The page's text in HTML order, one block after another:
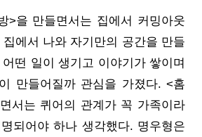
>을 만들면서는 집에서 커밍아웃
에서 나와 자기만의 공간을 만들
떤 일이 생기고 이야기가 쌓이며
만들어질까 관심을 가졌다. <홈
서는 퀴어의 관계가 꼭 가족이라
되어야 하나 생각했다. 명우형은